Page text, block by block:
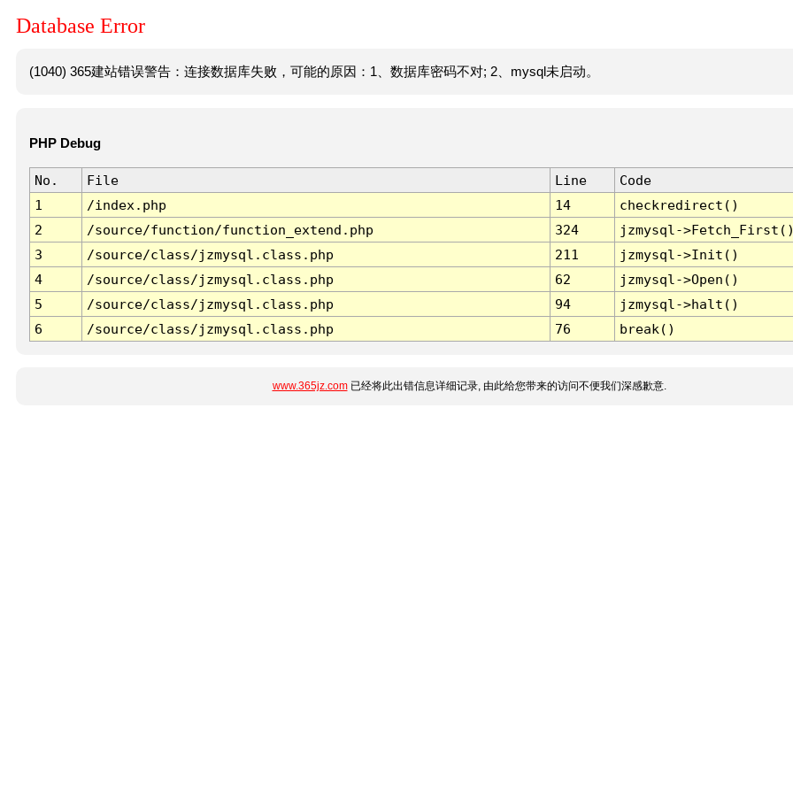
Database Error
(1040) 365建站错误警告：连接数据库失败，可能的原因：1、数据库密码不对; 2、mysql未启动。
PHP Debug
No. File Line
Code
1
/index.php 14
checkredirect()
2
/source/function/function_extend.php 324
jzmysql-
3
/source/class/jzmysql.class.php 211
jzmysql->Init()
4
/source/class/jzmysql.class.php 62
jzmysql->Open()
5
/source/class/jzmysql.class.php 94
jzmysql->halt()
6
/source/class/jzmysql.class.php 76 break()
www.365jz.com已经将此出错信息详细记录, 由此给您带来的访问不便我们深感歉意.